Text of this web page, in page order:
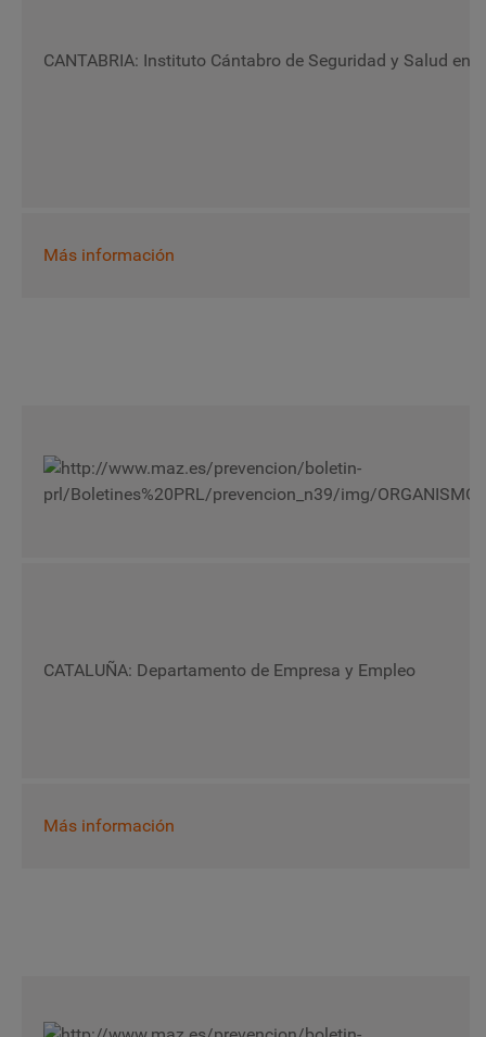
CANTABRIA: Instituto Cántabro de Seguridad y Salud en
Más información
CATALUÑA: Departamento de Empresa y Empleo
Más información